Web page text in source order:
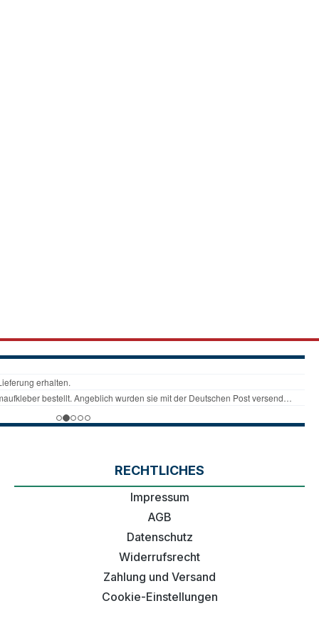
RECHTLICHES
Impressum
AGB
Datenschutz
Widerrufsrecht
Zahlung und Versand
Cookie-Einstellungen